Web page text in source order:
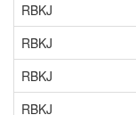
RBKJ
RBKJ
RBKJ
RBKJ